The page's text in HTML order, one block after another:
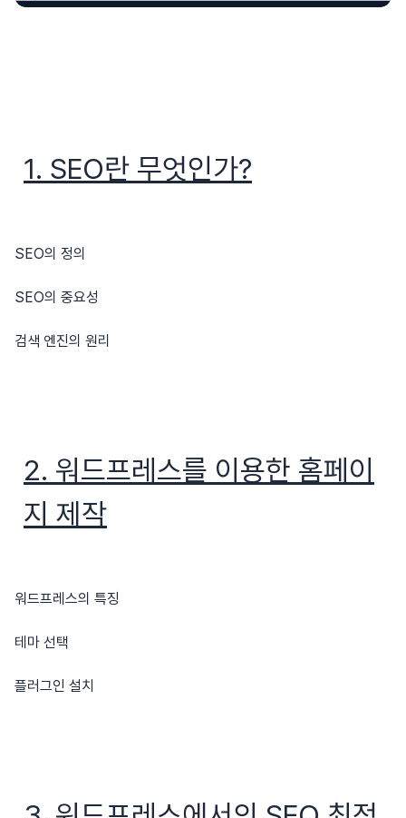
1. SEO란 무엇인가?
SEO의 정의
SEO의 중요성
검색 엔진의 원리
2. 워드프레스를 이용한 홈페이
지 제작
워드프레스의 특징
테마 선택
플러그인 설치